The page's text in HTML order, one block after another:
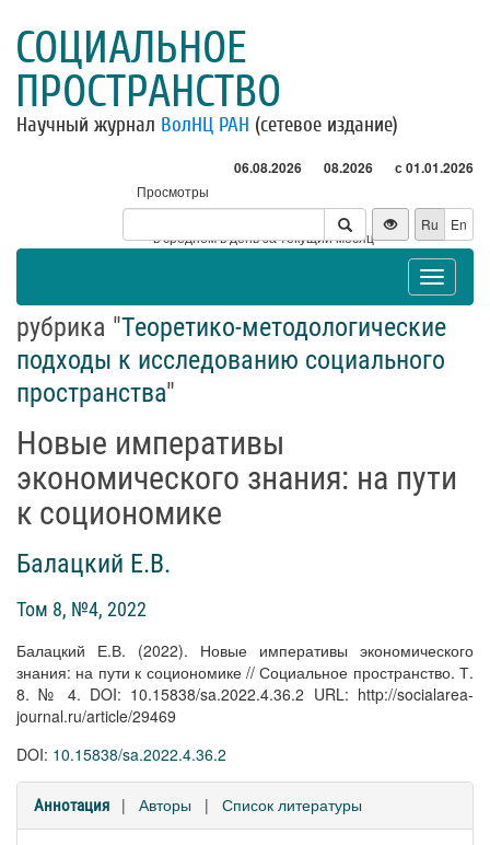
СОЦИАЛЬНОЕ
ПРОСТРАНСТВО
Научный журнал ВолНЦ РАН (сетевое издание)
06.08.2026 08.2026 с 01.01.2026
Просмотры
Посетители
* - в среднем в день за текущий месяц
Ru En
Toggle
рубрика "Теоретико-методологические
подходы к исследованию социального
пространства"
Новые императивы
экономического знания: на пути
к социономике
Балацкий Е.В.
Том 8, №4, 2022
Балацкий Е.В. (2022). Новые императивы экономического
знания: на пути к социономике // Социальное пространство. Т.
8. № 4. DOI: 10.15838/sa.2022.4.36.2 URL: http://socialarea-
journal.ru/article/29469
DOI: 10.15838/sa.2022.4.36.2
Аннотация | Авторы | Список литературы